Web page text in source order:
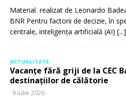
Material realizat de Leonardo
BNR Pentru factorii de decizie, în
centrale, inteligența artificială (AI) [...]
ACTUALITATE
Vacanțe fără griji de la CEC
destinațiilor de călătorie
9 iulie 2026